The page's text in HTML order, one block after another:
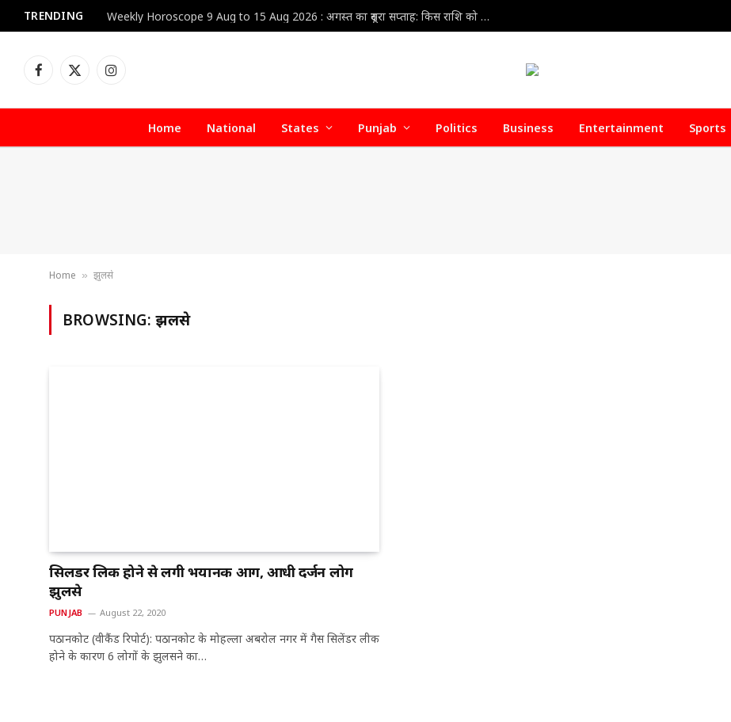
TRENDING Weekly Horoscope 9 Aug to 15 Aug 2026 : अगस्त का दूसरा सप्ताह: किस राशि को मिलेगा लाभ, किसे बरतनी होगी सावधानी?
Facebook
X
Instagram
Home National States Punjab Politics Business Entertainment Sports
Home » झुलसे
BROWSING: झुलसे
सिलेंडर लिक होने से लगी भयानक आग, आधी दर्जन लोग
झुलसे
PUNJAB August 22, 2020
पठानकोट (वीकैंड रिपोर्ट): पठानकोट के मोहल्ला अबरोल नगर में गैस सिलेंडर लीक
होने के कारण 6 लोगों के झुलसने का…